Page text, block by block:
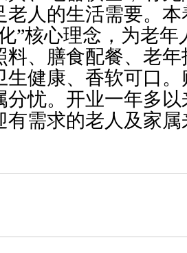
老人的生活需要。
”核心理念，为老
料、膳食配餐、老
生健康、香软可口
分忧。开业一年多
有需求的老人及家